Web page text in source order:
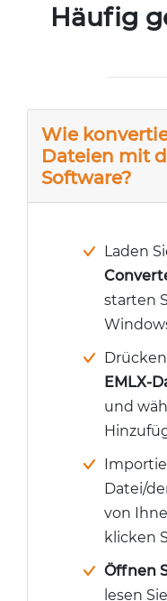
Häufig
Wie
Dateien mit
Software?
Laden
starten
EMLX-
und
Datei/
von
klicken
Öffnen
lesen